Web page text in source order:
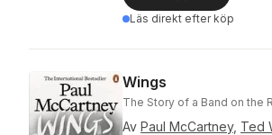
Läs direkt efter köp
Wings
The Story of a Band on the
Av Paul McCartney, Ted